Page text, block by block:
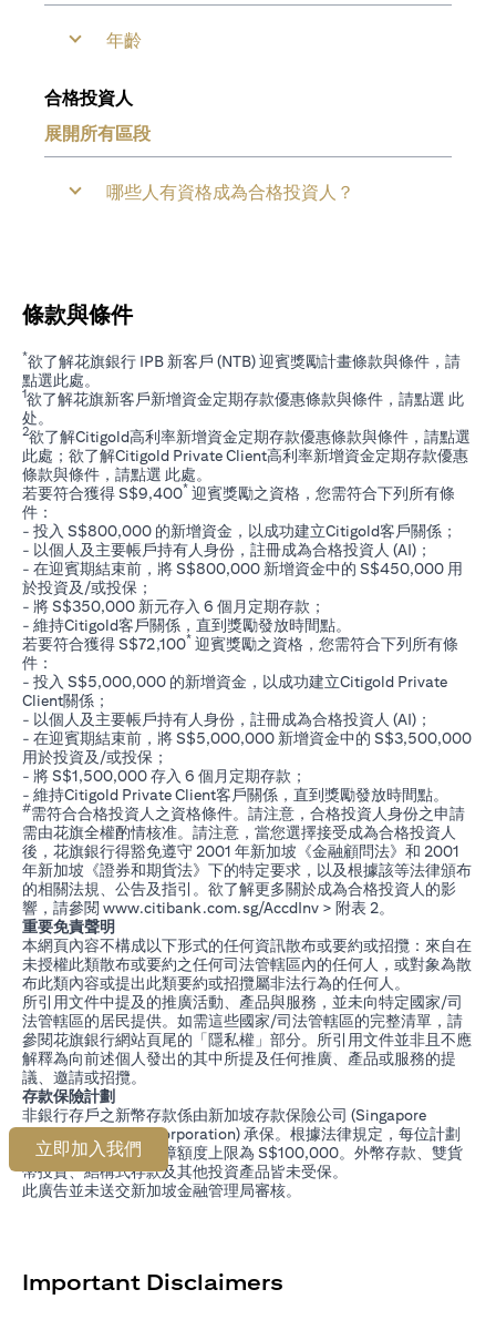
年齡
合格投資人
展開所有區段
哪些人有資格成為合格投資人？
條款與條件
*欲了解花旗銀行 IPB 新客戶 (NTB) 迎賓獎勵計畫條款與條件，請
點選此處。
1欲了解花旗新客戶新增資金定期存款優惠條款與條件，請點選 此
处。
2欲了解Citigold高利率新增資金定期存款優惠條款與條件，請點選
此處 (opens in a new tab)
；欲了解Citigold Private Client高利率新增資金定期存款優惠
條款與條件，請點選 此處。
若要符合獲得 S$9,400* 迎賓獎勵之資格，您需符合下列所有條
件：
- 投入 S$800,000 的新增資金，以成功建立Citigold客戶關係；
- 以個人及主要帳戶持有人身份，註冊成為合格投資人 (AI)；
- 在迎賓期結束前，將 S$800,000 新增資金中的 S$450,000 用
於投資及/或投保；
- 將 S$350,000 新元存入 6 個月定期存款；
- 維持Citigold客戶關係，直到獎勵發放時間點。
若要符合獲得 S$72,100* 迎賓獎勵之資格，您需符合下列所有條
件：
- 投入 S$5,000,000 的新增資金，以成功建立Citigold Private
Client關係；
- 以個人及主要帳戶持有人身份，註冊成為合格投資人 (AI)；
- 在迎賓期結束前，將 S$5,000,000 新增資金中的 S$3,500,000
用於投資及/或投保；
- 將 S$1,500,000 存入 6 個月定期存款；
- 維持Citigold Private Client客戶關係，直到獎勵發放時間點。
#需符合合格投資人之資格條件。請注意，合格投資人身份之申請
需由花旗全權酌情核准。請注意，當您選擇接受成為合格投資人
後，花旗銀行得豁免遵守 2001 年新加坡《金融顧問法》和 2001
年新加坡《證券和期貨法》下的特定要求，以及根據該等法律頒布
的相關法規、公告及指引。欲了解更多關於成為合格投資人的影
響，請參閱 www.citibank.com.sg/AccdInv(opens in a new tab)
> 附表 2。
重要免責聲明
本網頁內容不構成以下形式的任何資訊散布或要約或招攬：來自在
未授權此類散布或要約之任何司法管轄區內的任何人，或對象為散
布此類內容或提出此類要約或招攬屬非法行為的任何人。
所引用文件中提及的推廣活動、產品與服務，並未向特定國家/司
法管轄區的居民提供。如需這些國家/司法管轄區的完整清單，請
參閱花旗銀行網站頁尾的「隱私權」部分。所引用文件並非且不應
解釋為向前述個人發出的其中所提及任何推廣、產品或服務的提
議、邀請或招攬。
存款保險計劃
非銀行存戶之新幣存款係由新加坡存款保險公司 (Singapore
Deposit Insurance Corporation) 承保。根據法律規定，每位計劃
成員的單一存戶總保障額度上限為 S$100,000。外幣存款、雙貨
幣投資、結構式存款及其他投資產品皆未受保。
此廣告並未送交新加坡金融管理局審核。
立即加入我們
Important Disclaimers